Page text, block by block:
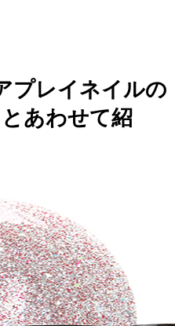
プレイネイルの
あわせて紹